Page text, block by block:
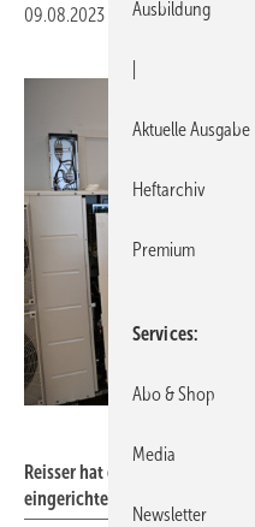
09.08.2023 Druckvorschau
Reisser hat einen voll
eingerichtet.
Ausbildung
Aktuelle Ausgabe
Heftarchiv
Premium
Services
Abo & Shop
Media
Newsletter